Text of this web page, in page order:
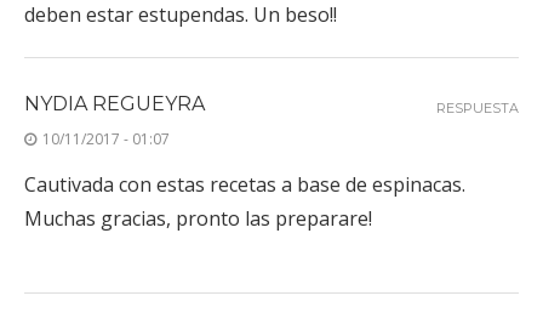
deben estar estupendas. Un beso!!
NYDIA REGUEYRA
10/11/2017 - 01:07
Cautivada con estas recetas a base de espinacas.
Muchas gracias, pronto las preparare!
RESPUESTA